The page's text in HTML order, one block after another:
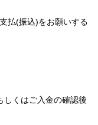
払(振込)をお願いする
しくはご入金の確認後